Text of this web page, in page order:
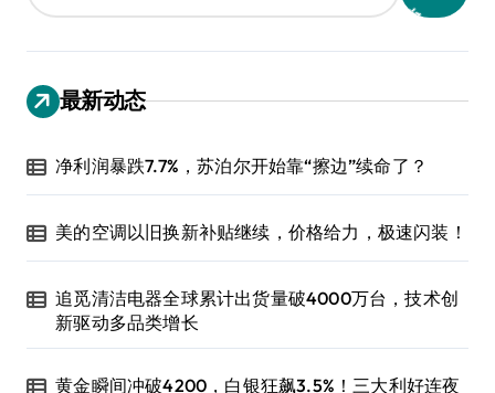
最新动态
净利润暴跌7.7%，苏泊尔开始靠“擦边”续命了？
美的空调以旧换新补贴继续，价格给力，极速闪装！
追觅清洁电器全球累计出货量破4000万台，技术创
新驱动多品类增长
黄金瞬间冲破4200，白银狂飙3.5%！三大利好连夜